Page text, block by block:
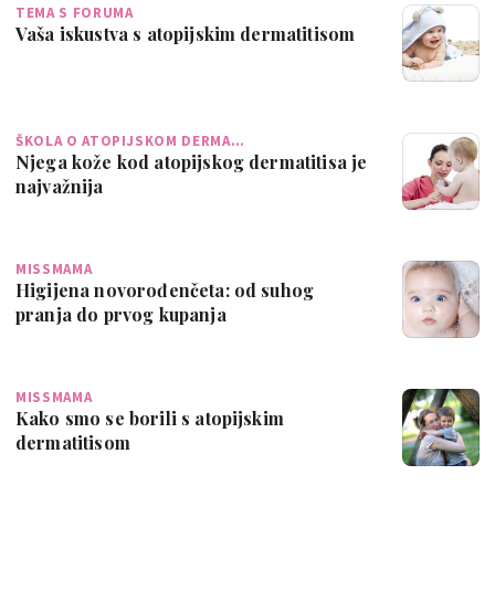
TEMA S FORUMA
Vaša iskustva s atopijskim dermatitisom
ŠKOLA O ATOPIJSKOM DERMA…
Njega kože kod atopijskog dermatitisa je
najvažnija
MISSMAMA
Higijena novorođenčeta: od suhog
pranja do prvog kupanja
MISSMAMA
Kako smo se borili s atopijskim
dermatitisom